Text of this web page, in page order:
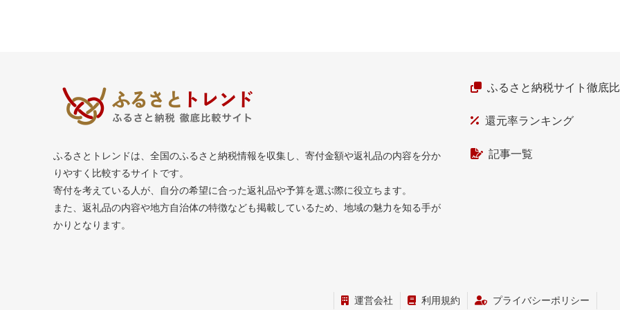
ふるさとトレンドは、全国のふるさと納税情報を収集し、寄付金額や返礼品の内容を分か
りやすく比較するサイトです。
寄付を考えている人が、自分の希望に合った返礼品や予算を選ぶ際に役立ちます。
また、返礼品の内容や地方自治体の特徴なども掲載しているため、地域の魅力を知る手が
かりとなります。
ふるさと納税サイト徹底
還元率ランキング
記事一覧
運営会社 利用規約 プライバシーポリシー